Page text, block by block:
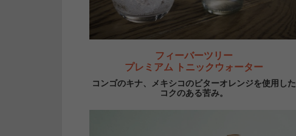
フィーバーツリー
プレミアム トニックウォーター
コンゴのキナ、メキシコのビターオレンジを使用した
コクのある苦み。